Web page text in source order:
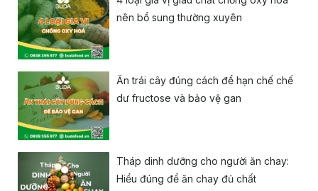
nên bổ sung thường xuyên
Ăn trái cây đúng cách để hạn chế chế
dư fructose và bảo vệ gan
Tháp dinh dưỡng cho người ăn chay:
Hiểu đúng để ăn chay đủ chất